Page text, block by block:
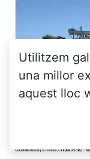
Utilitzem
una millor
aquest lloc